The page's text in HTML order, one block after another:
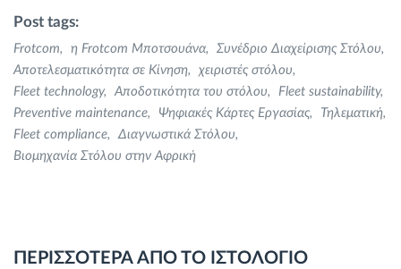
Post tags:
Frotcom η Frotcom Μποτσουάνα
Συνέδριο Διαχείρισης Στόλου
Αποτελεσματικότητα σε Κίνηση
χειριστές στόλου
Fleet technology
Αποδοτικότητα του στόλου
Fleet sustainability
Preventive maintenance
Ψηφιακές Κάρτες Εργασίας
Τηλεματική
Fleet compliance
Διαγνωστικά Στόλου
Βιομηχανία Στόλου στην Αφρική
ΠΕΡΙΣΣΟΤΕΡΑ ΑΠΟ ΤΟ ΙΣΤΟΛΟΓΙΟ